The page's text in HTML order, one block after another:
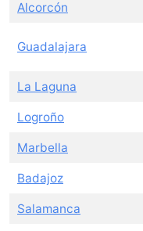
Alcorcón
Guadalajara
La Laguna
Logroño
Marbella
Badajoz
Salamanca